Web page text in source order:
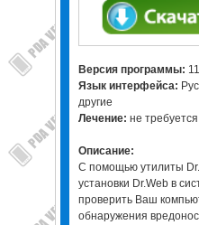
Версия программы:
Язык интерфейса:
другие
Лечение: не требуется
Описание:
С помощью утилиты
установки Dr.Web в
проверить Ваш
обнаружения